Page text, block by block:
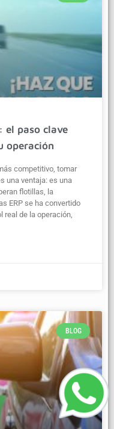
el paso clave
operación
competitivo, tomar
una ventaja: es una
flotillas, la
ERP se ha convertido
real de la operación,
BLOG